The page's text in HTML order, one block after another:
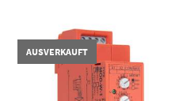
AUSVERKAUFT